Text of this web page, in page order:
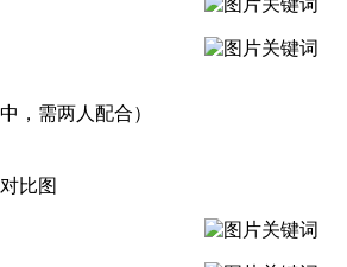
，需两人配合）
比图